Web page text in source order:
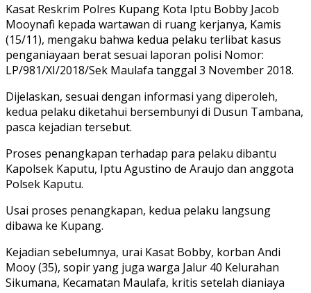
Kasat Reskrim Polres Kupang Kota Iptu Bobby Jacob
Mooynafi kepada wartawan di ruang kerjanya, Kamis
(15/11), mengaku bahwa kedua pelaku terlibat kasus
penganiayaan berat sesuai laporan polisi Nomor:
LP/981/XI/2018/Sek Maulafa tanggal 3 November 2018.
Dijelaskan, sesuai dengan informasi yang diperoleh,
kedua pelaku diketahui bersembunyi di Dusun Tambana,
pasca kejadian tersebut.
Proses penangkapan terhadap para pelaku dibantu
Kapolsek Kaputu, Iptu Agustino de Araujo dan anggota
Polsek Kaputu.
Usai proses penangkapan, kedua pelaku langsung
dibawa ke Kupang.
Kejadian sebelumnya, urai Kasat Bobby, korban Andi
Mooy (35), sopir yang juga warga Jalur 40 Kelurahan
Sikumana, Kecamatan Maulafa, kritis setelah dianiaya